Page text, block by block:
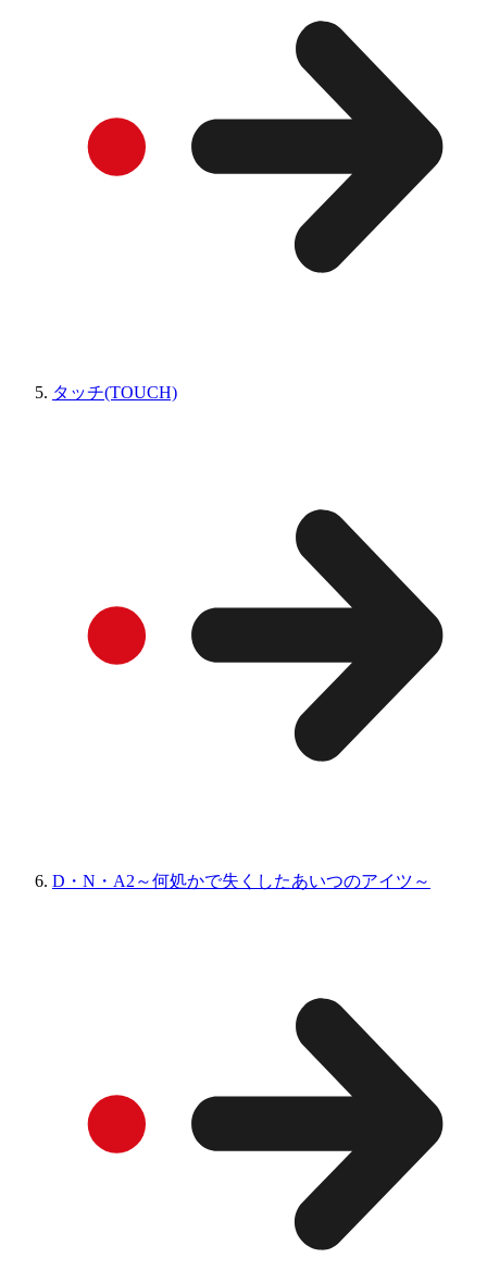
タッチ(TOUCH)
D・N・A2～何処かで失くしたあいつのアイツ～